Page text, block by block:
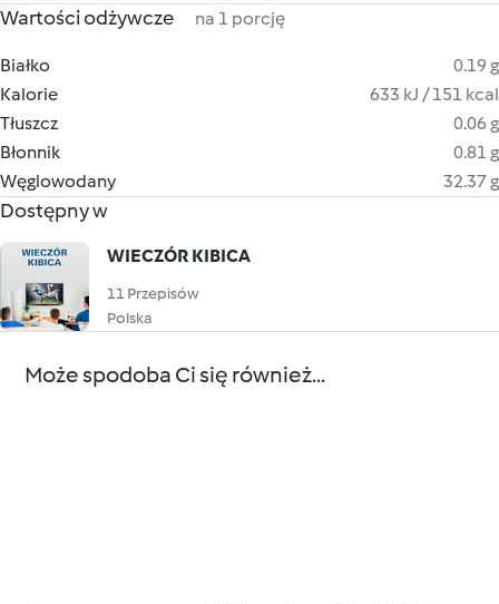
Wartości odżywcze na 1 porcję
Białko
0.19 g
Kalorie
633 kJ / 151 kcal
Tłuszcz
0.06 g
Błonnik
0.81 g
Węglowodany
32.37 g
Dostępny w
WIECZÓR KIBICA
11 Przepisów
Polska
Może spodoba Ci się również...